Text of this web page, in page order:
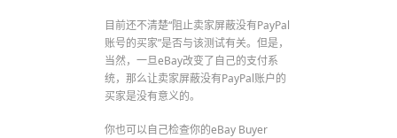
目前还不清楚“阻止卖家屏蔽没有PayPal
账号的买家”是否与该测试有关。但是，
当然，一旦eBay改变了自己的支付系
统，那么让卖家屏蔽没有PayPal账户的
买家是没有意义的。
你也可以自己检查你的eBay Buyer